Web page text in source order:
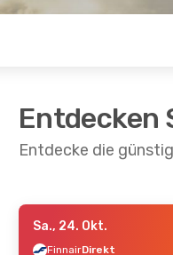
Entdecken
Entdecke die
- Di., 3. Nov.
Sa., 24. Okt.
FinnairDirekt